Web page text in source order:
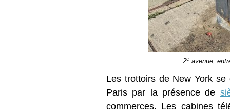
2e avenue,
Les trottoirs de New York
Paris par la présence de
commerces. Les cabines